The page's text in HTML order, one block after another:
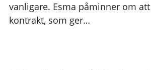
vanligare. Esma påminner om
kontrakt, som ger…